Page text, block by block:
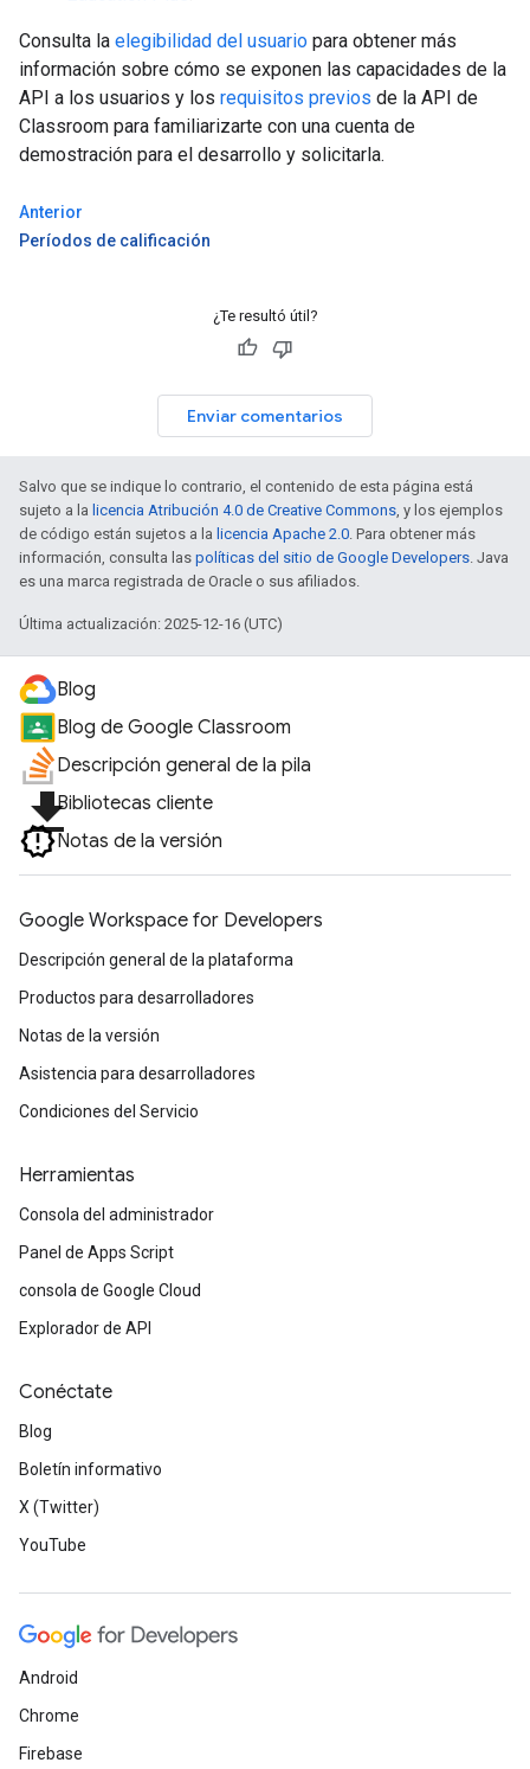
Consulta la elegibilidad del usuario para obtener más
información sobre cómo se exponen las capacidades de la
API a los usuarios y los requisitos previos de la API de
Classroom para familiarizarte con una cuenta de
demostración para el desarrollo y solicitarla.
Anterior
Períodos de calificación
¿Te resultó útil?
Enviar comentarios
Salvo que se indique lo contrario, el contenido de esta página está
sujeto a la licencia Atribución 4.0 de Creative Commons, y los ejemplos
de código están sujetos a la licencia Apache 2.0. Para obtener más
información, consulta las políticas del sitio de Google Developers. Java
es una marca registrada de Oracle o sus afiliados.
Última actualización: 2025-12-16 (UTC)
Blog
Blog de Google Classroom
Descripción general de la pila
file_downloadBibliotecas cliente
Notas de la versión
Google Workspace for Developers
Descripción general de la plataforma
Productos para desarrolladores
Notas de la versión
Asistencia para desarrolladores
Condiciones del Servicio
Herramientas
Consola del administrador
Panel de Apps Script
consola de Google Cloud
Explorador de API
Conéctate
Blog
Boletín informativo
X (Twitter)
YouTube
Android
Chrome
Firebase